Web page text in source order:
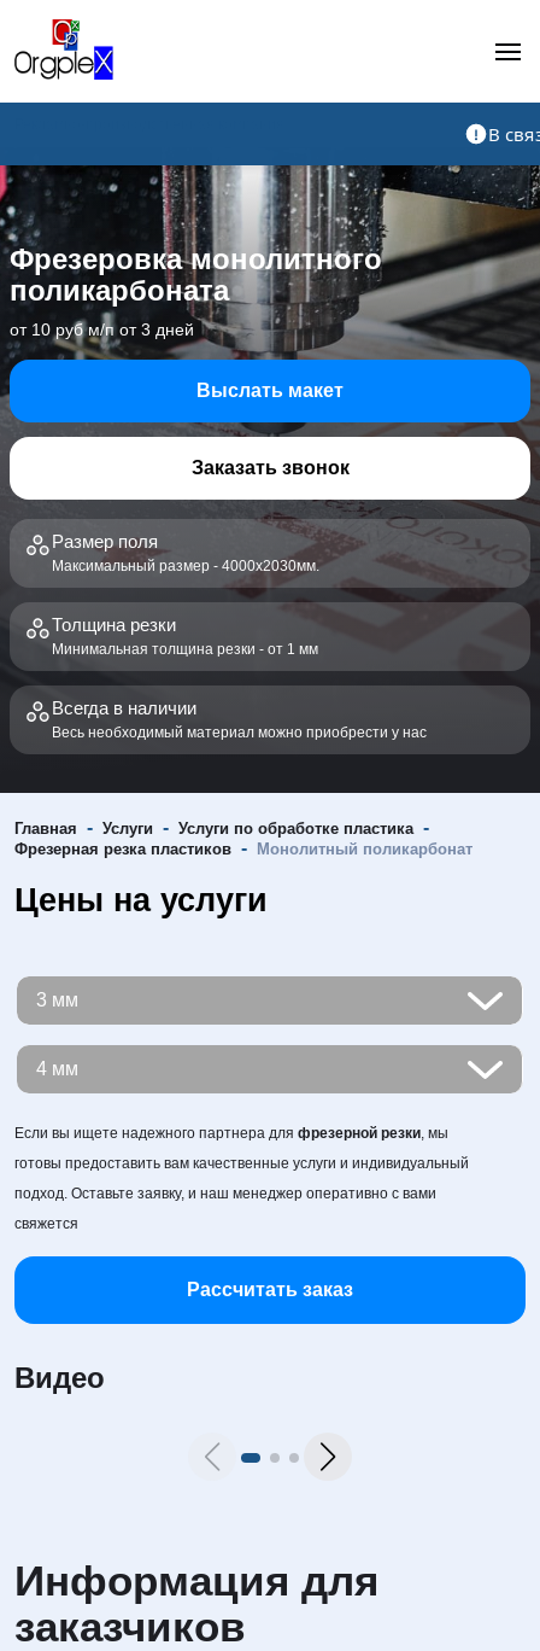
В
Фрезеровка монолитного
поликарбоната
от 10 руб м/п от 3 дней
Выслать макет
Заказать звонок
Размер поля
Максимальный размер - 4000х2030мм.
Толщина резки
Минимальная толщина резки - от 1 мм
Всегда в наличии
Весь необходимый материал можно приобрести у нас
Главная - Услуги - Услуги по обработке пластика -
Фрезерная резка пластиков - Монолитный поликарбонат
Цены на услуги
3 мм
30,0
23,0
20,0
4 мм
45,0
35,0
28,0
24,0
Если вы ищете надежного партнера для фрезерной резки , мы
готовы предоставить вам качественные услуги и индивидуальный
подход. Оставьте заявку, и наш менеджер оперативно с вами
свяжется
Рассчитать заказ
Видео
Информация для
заказчиков